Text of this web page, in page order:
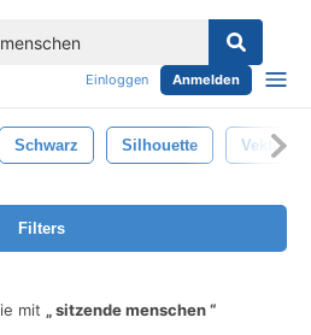
Einloggen Anmelden
Schwarz Silhouette Vektor
Filters
mit
sitzende menschen